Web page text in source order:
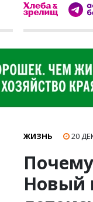
ЖИЗНЬ 20
Новый